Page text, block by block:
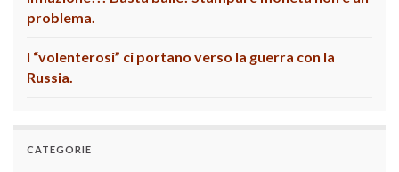
problema.
I “volenterosi” ci portano verso la guerra con la
Russia.
CATEGORIE